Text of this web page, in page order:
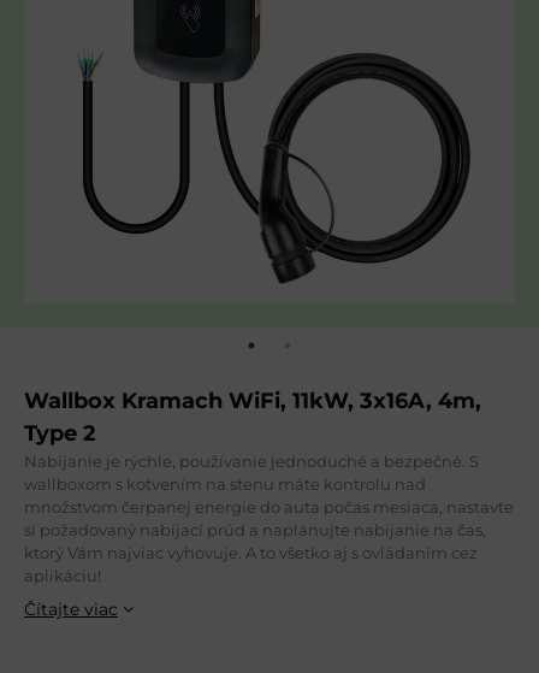
Wallbox Kramach WiFi, 11kW, 3x16A, 4m,
Type 2
Nabíjanie je rýchle, používanie jednoduché a bezpečné. S
wallboxom s kotvením na stenu máte kontrolu nad
množstvom čerpanej energie do auta počas mesiaca, nastavte
si požadovaný nabíjací prúd a naplánujte nabíjanie na čas,
ktorý Vám najviac vyhovuje. A to všetko aj s ovládaním cez
aplikáciu!
Čítajte viac